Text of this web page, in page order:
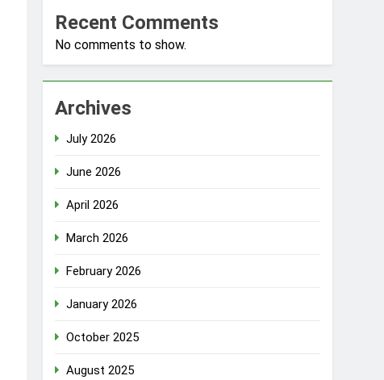
Recent Comments
No comments to show.
Archives
July 2026
June 2026
April 2026
March 2026
February 2026
January 2026
October 2025
August 2025